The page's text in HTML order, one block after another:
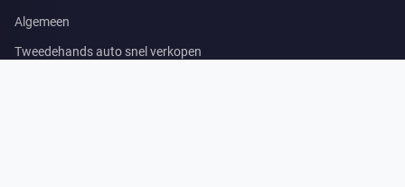
Algemeen
Tweedehands auto snel verkopen